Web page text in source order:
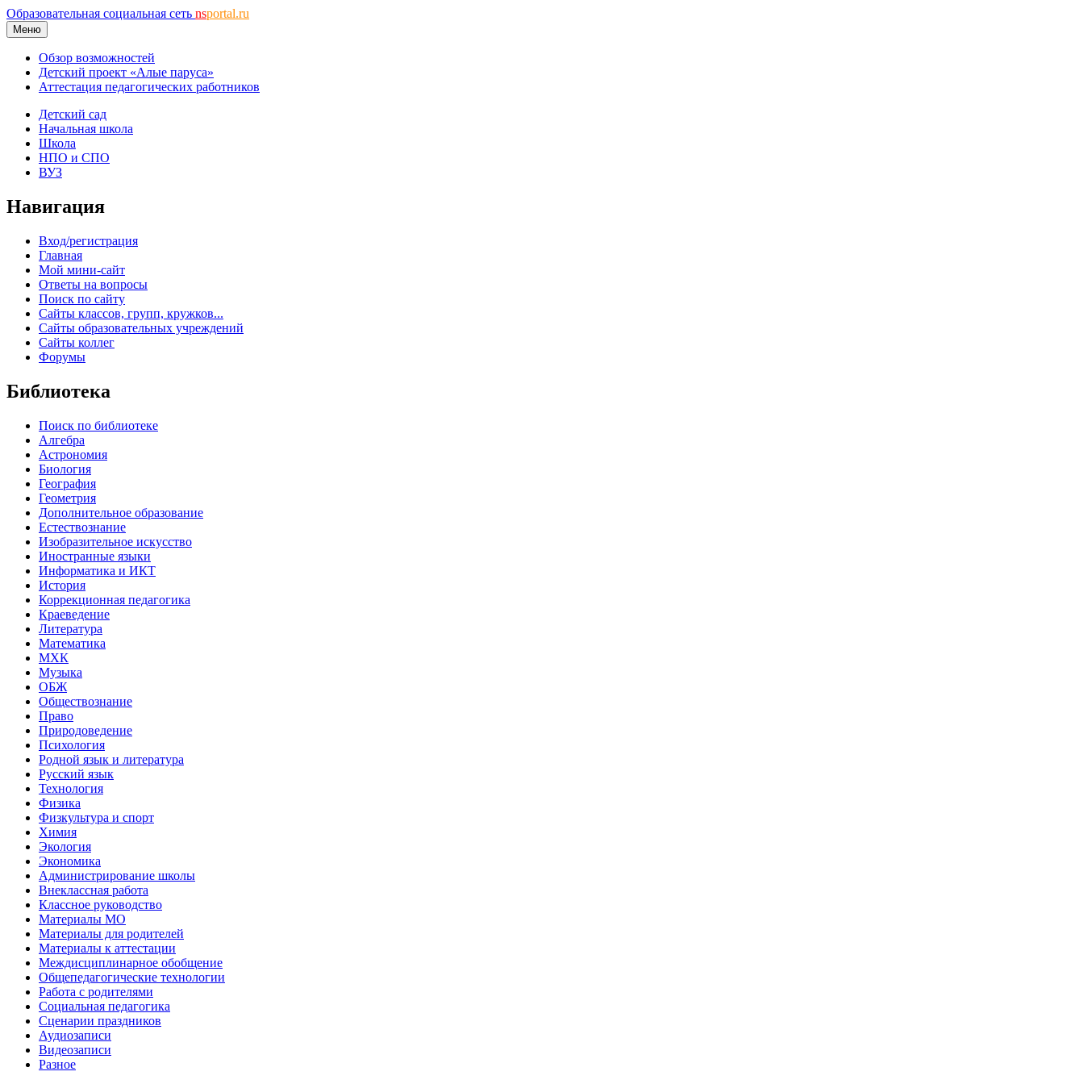
Образовательная социальная сеть nsportal.ru
Меню
Обзор возможностей
Детский проект «Алые паруса»
Аттестация педагогических работников
Детский сад
Начальная школа
Школа
НПО и СПО
ВУЗ
Навигация
Вход/регистрация
Главная
Мой мини-сайт
Ответы на вопросы
Поиск по сайту
Сайты классов, групп, кружков...
Сайты образовательных учреждений
Сайты коллег
Форумы
Библиотека
Поиск по библиотеке
Алгебра
Астрономия
Биология
География
Геометрия
Дополнительное образование
Естествознание
Изобразительное искусство
Иностранные языки
Информатика и ИКТ
История
Коррекционная педагогика
Краеведение
Литература
Математика
МХК
Музыка
ОБЖ
Обществознание
Право
Природоведение
Психология
Родной язык и литература
Русский язык
Технология
Физика
Физкультура и спорт
Химия
Экология
Экономика
Администрирование школы
Внеклассная работа
Классное руководство
Материалы МО
Материалы для родителей
Материалы к аттестации
Междисциплинарное обобщение
Общепедагогические технологии
Работа с родителями
Социальная педагогика
Сценарии праздников
Аудиозаписи
Видеозаписи
Разное